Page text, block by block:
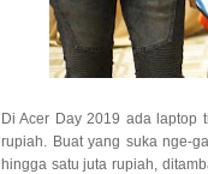
Di Acer Day 2019 ada laptop
rupiah. Buat yang suka nge-
hingga satu juta rupiah,